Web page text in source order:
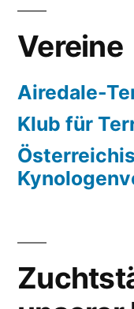
Vereine
Airedale-
Klub für